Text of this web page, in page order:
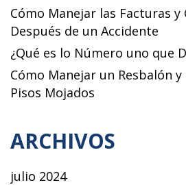
Cómo Manejar las Facturas y
Después de un Accidente
¿Qué es lo Número uno que
Cómo Manejar un Resbalón
Pisos Mojados
ARCHIVOS
julio 2024